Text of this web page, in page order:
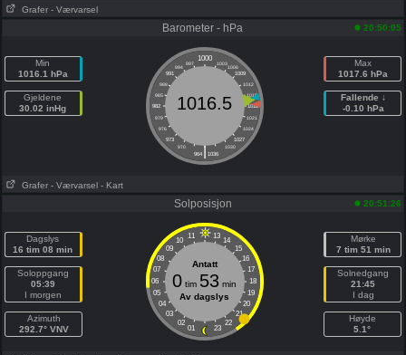
Grafer - Værvarsel
Barometer - hPa 20:50:05
Min
1016.1 hPa
Gjeldene
30.02 inHg
1000
997 1003
994
1006
991
1009
988
1012
985
1015
982
1018
979
1021
976
1024
973
1027
970
1030
|
964 1036
1016.5
Max
1017.6 hPa
Fallende ↓
-0.10 hPa
Grafer - Værvarsel - Kart
Solposisjon 20:51:26
Dagslys
16 tim 08 min
Soloppgang
05:39
I morgen
Azimuth
292.7° VNV
11 13
10
14
09
15
08
16
07
17
06
18
05
19
04
20
03
21
02
22
01 23
Antatt
0 tim 53 min
Av dagslys
Mørke
7 tim 51 min
Solnedgang
21:45
I dag
Høyde
5.1°